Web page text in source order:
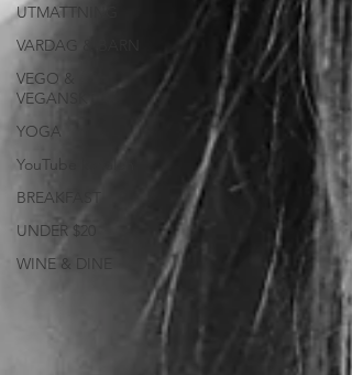
UTMATTNING
VARDAG & BARN
VEGO &
VEGANSKT
YOGA
YouTube kanalen
BREAKFAST
UNDER $20
WINE & DINE